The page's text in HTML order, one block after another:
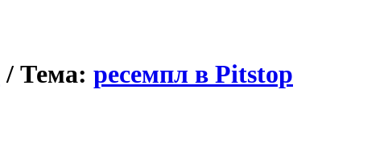
/ Тема: ресемпл в Pitstop